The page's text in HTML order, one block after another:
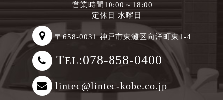
営業時間10:00～18:00
定休日 水曜日
〒658-0031 神戸市東灘区向洋町東1-4
TEL:078-858-0400
lintec@lintec-kobe.co.jp